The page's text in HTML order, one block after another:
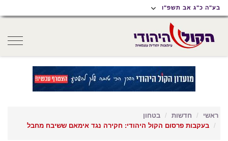
תפריט
נגישות
תפריט
ראשי
תוכן
ראשי
בע"ה כ"ג אב תשפ"ו
ראשי חדשות
בטחון
בעקבות פרסום הקול היהודי: חקירה נגד אימאם ששיבח מחבל